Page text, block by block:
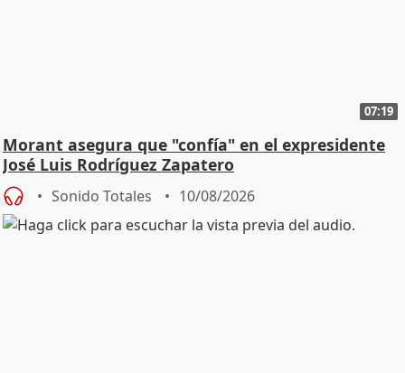
07:19
Morant asegura que "confía" en el expresidente
José Luis Rodríguez Zapatero
Sonido Totales 10/08/2026